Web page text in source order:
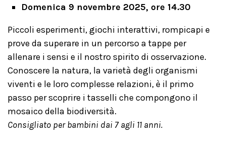
Domenica 9 novembre 2025, ore 14.30
Piccoli esperimenti, giochi interattivi, rompicapi e
prove da superare in un percorso a tappe per
allenare i sensi e il nostro spirito di osservazione.
Conoscere la natura, la varietà degli organismi
viventi e le loro complesse relazioni, è il primo
passo per scoprire i tasselli che compongono il
mosaico della biodiversità.
Consigliato per bambini dai 7 agli 11 anni.